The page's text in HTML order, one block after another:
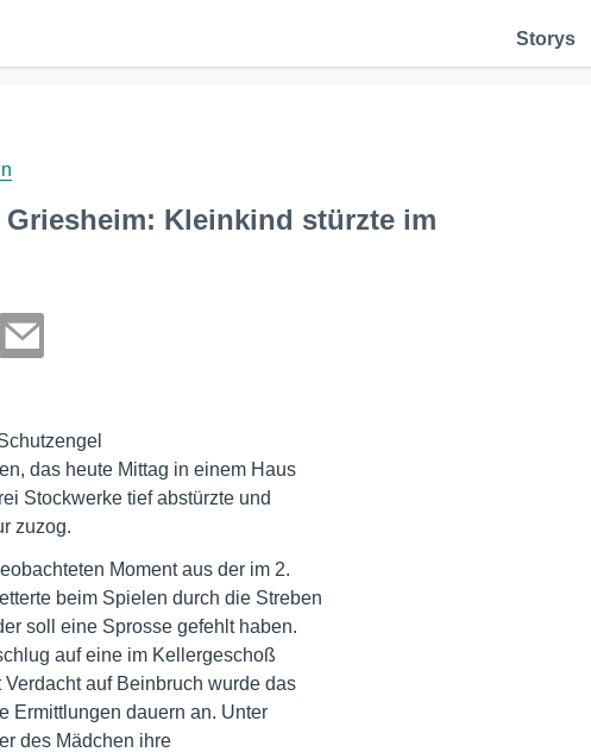
Storys
Griesheim: Kleinkind stürzte im
das heute Mittag in einem Haus
Stockwerke tief abstürzte und
zuzog.
Moment aus der im 2.
beim Spielen durch die Streben
auf eine im Kellergeschoß
auf Beinbruch wurde das
Ermittlungen dauern an. Unter
des Mädchen ihre